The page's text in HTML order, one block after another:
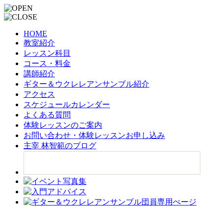
HOME
教室紹介
レッスン科目
コース・料金
講師紹介
ギター＆ウクレレアンサンブル紹介
アクセス
スケジュールカレンダー
よくある質問
体験レッスンのご案内
お問い合わせ・体験レッスンお申し込み
主宰 林智範のブログ